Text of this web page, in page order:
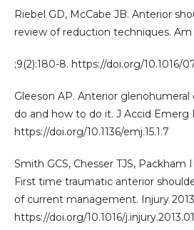
Riebel GD, McCabe JB. Anterior
review of reduction techniques.
;9(2):180-8. https://doi.org/10.1016/
Gleeson AP. Anterior
do and how to do it. J Accid Emerg
https://doi.org/10.1136/emj.15.1.7
Smith GCS, Chesser TJS, Packham
First time traumatic anterior
of current management. Injury
https://doi.org/10.1016/